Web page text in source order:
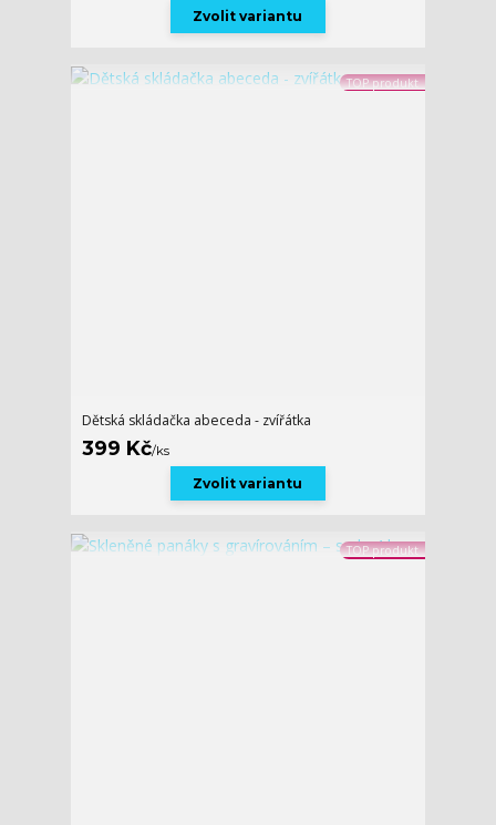
Zvolit variantu
TOP produkt
Dětská skládačka abeceda - zvířátka
399 Kč/ks
Zvolit variantu
TOP produkt